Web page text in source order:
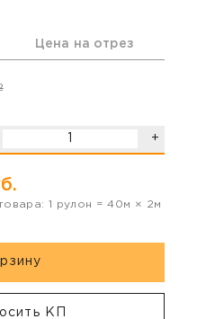
Цена на отрез
+
1 рулон =40м × 2м
КП